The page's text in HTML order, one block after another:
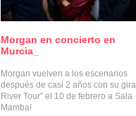
Morgan en concierto en
Murcia_
Morgan vuelven a los escenarios
después de casi 2 años con su gira
River Tour” el 10 de febrero a Sala
Mamba!